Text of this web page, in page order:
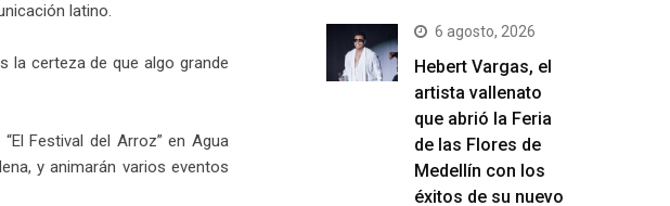
latino.
la certeza de que algo grande
Festival del Arroz” en Agua
y animarán varios eventos
6 agosto, 2026
Hebert Vargas, el
artista vallenato
que abrió la Feria
de las Flores de
Medellín con los
éxitos de su nuevo